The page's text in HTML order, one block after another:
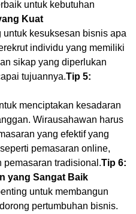
untuk kebutuhan
Kuat
kesuksesan bisnis apa
individu yang memiliki
sikap yang diperlukan
tujuannya.Tip 5:
menciptakan kesadaran
Wirausahawan harus
yang efektif yang
pemasaran online,
pemasaran tradisional.Tip 6:
yang Sangat Baik
untuk membangun
pertumbuhan bisnis.